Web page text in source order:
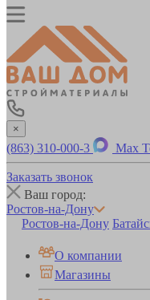
×
(863) 310-000-3 Max
Заказать звонок
Ваш город:
Ростов-на-Дону
Ростов-на-Дону
О компании
Магазины